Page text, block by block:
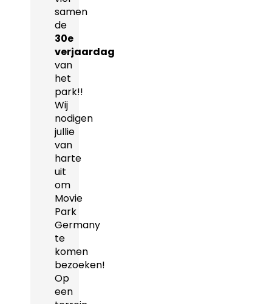
samen
de
30e
verjaardag
van
het
park!!
Wij
nodigen
jullie
van
harte
uit
om
Movie
Park
Germany
te
komen
bezoeken!
Op
een